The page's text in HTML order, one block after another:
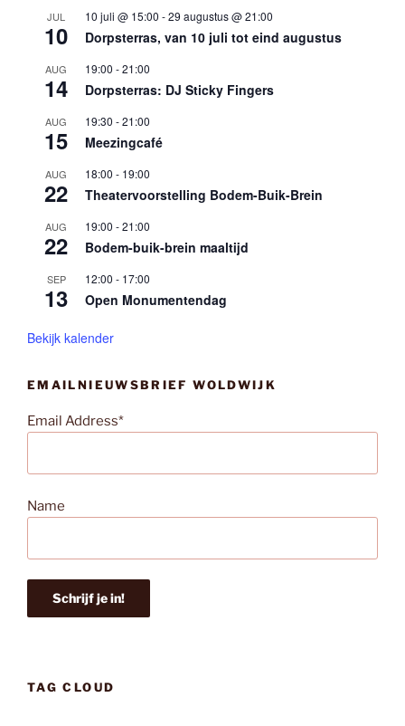
JUL
10
10 juli @ 15:00 -29 augustus @ 21:00
Dorpsterras, van 10 juli tot eind augustus
AUG
14
19:00 -21:00
Dorpsterras: DJ Sticky Fingers
AUG
15
19:30 -21:00
Meezingcafé
AUG
22
18:00 - 19:00
Theatervoorstelling Bodem-Buik-Brein
AUG
22
19:00 -21:00
Bodem-buik-brein maaltijd
SEP
13
12:00 - 17:00
Open Monumentendag
Bekijk kalender
EMAILNIEUWSBRIEF WOLDWIJK
Email Address*
Name
TAG CLOUD